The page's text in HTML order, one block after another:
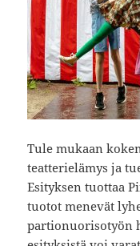
Tule mukaan
teatterielämys ja
Esityksen tuottaa
tuotot menevät
partionuorisotyön